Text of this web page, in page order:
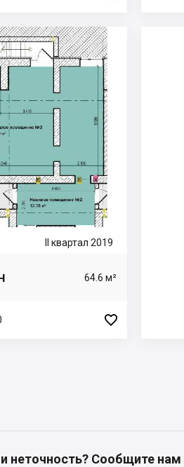
II квартал 2019
64.6 м²

неточность? Сообщите нам